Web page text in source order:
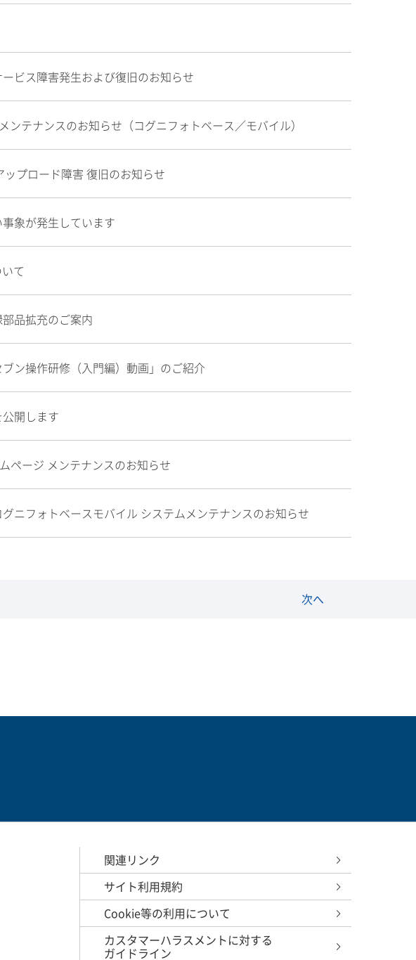
ビス障害発生および復旧のお知らせ
ンテナンスのお知らせ（コグニフォトベース／モバイル）
ップロード障害 復旧のお知らせ
象が発生しています
て
品拡充のご案内
ン操作研修（入門編）動画」のご紹介
開します
ページ メンテナンスのお知らせ
グニフォトベースモバイル システムメンテナンスのお知らせ
次へ
関連リンク
サイト利用規約
Cookie等の利用について
カスタマーハラスメントに対する
ガイドライン